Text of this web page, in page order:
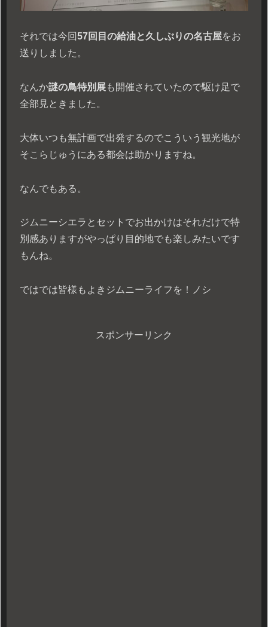
それでは今回57回目の給油と久しぶりの名古屋をお
送りしました。
なんか謎の鳥特別展も開催されていたので駆け足で
全部見ときました。
大体いつも無計画で出発するのでこういう観光地が
そこらじゅうにある都会は助かりますね。
なんでもある。
ジムニーシエラとセットでお出かけはそれだけで特
別感ありますがやっぱり目的地でも楽しみたいです
もんね。
ではでは皆様もよきジムニーライフを！ノシ
スポンサーリンク